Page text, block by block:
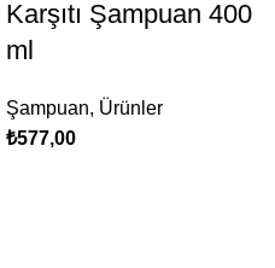
Karşıtı Şampuan 400
ml
Şampuan, Ürünler
₺577,00